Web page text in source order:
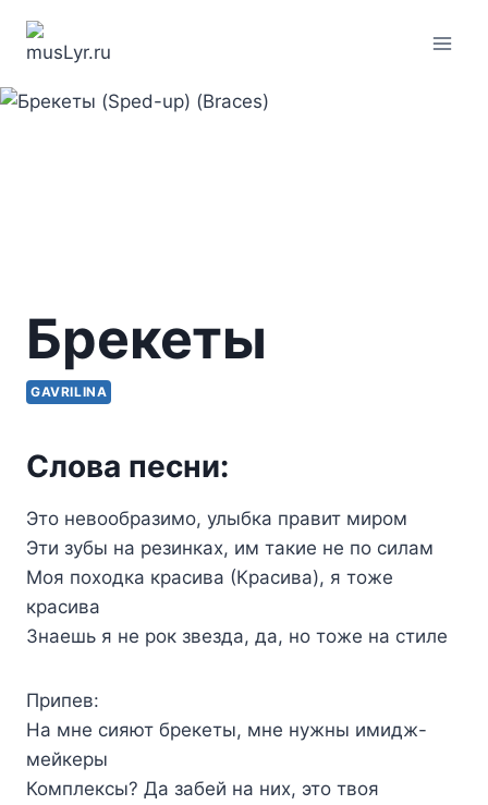
Брекеты
GAVRILINA
Слова песни:
Это невообразимо, улыбка правит миром
Эти зубы на резинках, им такие не по силам
Моя походка красива (Красива), я тоже
красива
Знаешь я не рок звезда, да, но тоже на стиле
Припев:
На мне сияют брекеты, мне нужны имидж-
мейкеры
Комплексы? Да забей на них, это твоя